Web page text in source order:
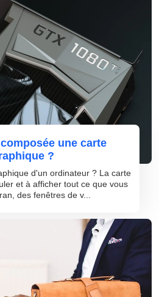
une carte
?
d'un ordinateur ? La carte
et à afficher tout ce que vous
des fenêtres de v...